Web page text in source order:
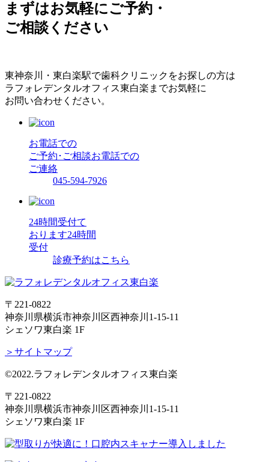
まずはお気軽にご予約・
ご相談ください
東神奈川・東白楽駅で歯科クリニックをお探しの方は
ラフォレデンタルオフィス東白楽までお気軽に
お問い合わせください。
お電話での
ご予約･ご相談お電話での
ご連絡
045-594-7926
24時間受付て
おります24時間
受付
診療予約はこちら
〒221-0822
神奈川県横浜市神奈川区西神奈川1-15-11
シェソワ東白楽 1F
＞サイトマップ
©2022.ラフォレデンタルオフィス東白楽
〒221-0822
神奈川県横浜市神奈川区西神奈川1-15-11
シェソワ東白楽 1F